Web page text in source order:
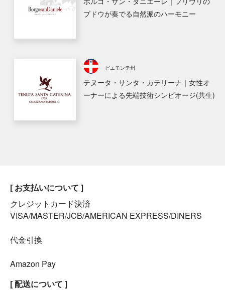
ブドウが奏でる自然派のハーモニー
ピエモンテ州
テヌータ・サンタ・カテリーナ｜女性オ
ーナーによる先端技術シンビオージ(共生)
[ お支払いについて ]
クレジットカード決済
VISA/MASTER/JCB/AMERICAN EXPRESS/DINERS
代金引換
Amazon Pay
[ 配送について ]